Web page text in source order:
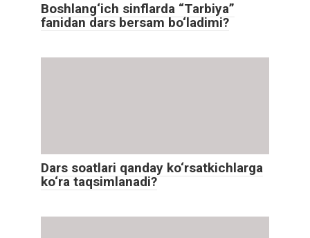
Boshlang‘ich sinflarda “Tarbiya”
fanidan dars bersam bo‘ladimi?
Dars soatlari qanday ko‘rsatkichlarga
ko‘ra taqsimlanadi?